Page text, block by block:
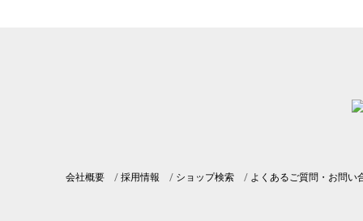
会社概要 採用情報 ショップ検索 よくあるご質問・お問い